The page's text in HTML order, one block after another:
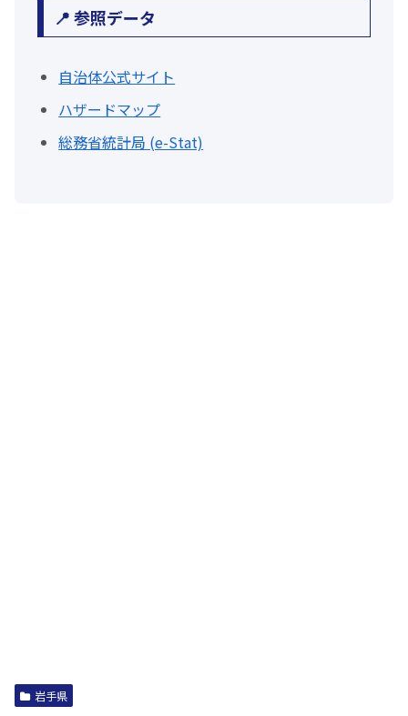
📍 参照データ
自治体公式サイト
ハザードマップ
総務省統計局 (e-Stat)
岩手県